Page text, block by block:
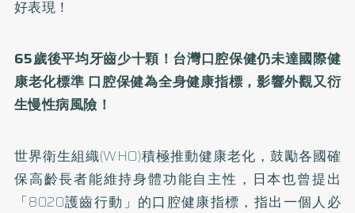
好表現！
65歲後平均牙齒少十顆！台灣口腔保健仍未達國際健
康老化標準 口腔保健為全身健康指標，影響外觀又衍
生慢性病風險！
世界衛生組織(WHO)積極推動健康老化，鼓勵各國確
保高齡長者能維持身體功能自主性，日本也曾提出
「8020護齒行動」的口腔健康指標，指出一個人必